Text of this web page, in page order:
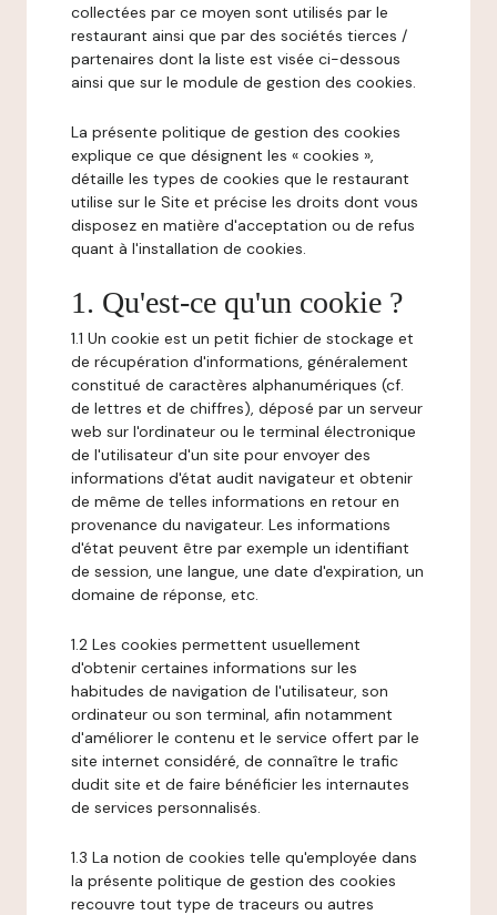
collectées par ce moyen sont utilisés par le
restaurant ainsi que par des sociétés tierces /
partenaires dont la liste est visée ci-dessous
ainsi que sur le module de gestion des cookies.
La présente politique de gestion des cookies
explique ce que désignent les « cookies »,
détaille les types de cookies que le restaurant
utilise sur le Site et précise les droits dont vous
disposez en matière d'acceptation ou de refus
quant à l'installation de cookies.
1. Qu'est-ce qu'un cookie ?
1.1 Un cookie est un petit fichier de stockage et
de récupération d'informations, généralement
constitué de caractères alphanumériques (cf.
de lettres et de chiffres), déposé par un serveur
web sur l'ordinateur ou le terminal électronique
de l'utilisateur d'un site pour envoyer des
informations d'état audit navigateur et obtenir
de même de telles informations en retour en
provenance du navigateur. Les informations
d'état peuvent être par exemple un identifiant
de session, une langue, une date d'expiration, un
domaine de réponse, etc.
1.2 Les cookies permettent usuellement
d'obtenir certaines informations sur les
habitudes de navigation de l'utilisateur, son
ordinateur ou son terminal, afin notamment
d'améliorer le contenu et le service offert par le
site internet considéré, de connaître le trafic
dudit site et de faire bénéficier les internautes
de services personnalisés.
1.3 La notion de cookies telle qu'employée dans
la présente politique de gestion des cookies
recouvre tout type de traceurs ou autres